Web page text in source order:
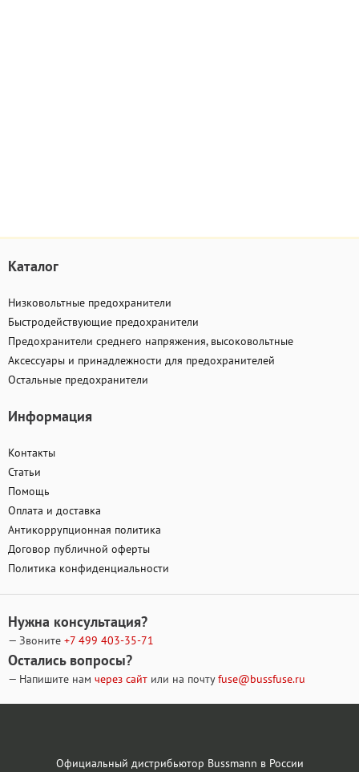
Каталог
Низковольтные предохранители
Быстродействующие предохранители
Предохранители среднего напряжения, высоковольтные
Аксессуары и принадлежности для предохранителей
Остальные предохранители
Информация
Контакты
Статьи
Помощь
Оплата и доставка
Антикоррупционная политика
Договор публичной оферты
Политика конфиденциальности
Нужна консультация?
— Звоните +7 499 403-35-71
Остались вопросы?
— Напишите нам через сайт или на почтуfuse@bussfuse.ru
Официальный дистрибьютор Bussmann в России